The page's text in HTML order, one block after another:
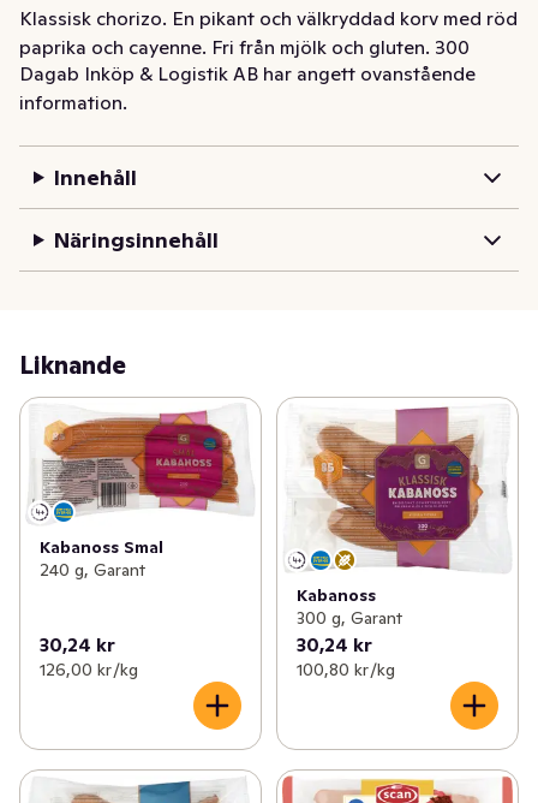
Klassisk chorizo. En pikant och välkryddad korv med röd
paprika och cayenne. Fri från mjölk och gluten. 300
gram.
Dagab Inköp & Logistik AB har angett ovanstående
information.
Innehåll
Näringsinnehåll
Liknande
Kabanoss Smal
240 g, Garant
30,24 kr
126,00 kr /kg
Kabanoss
300 g, Garant
30,24 kr
100,80 kr /kg